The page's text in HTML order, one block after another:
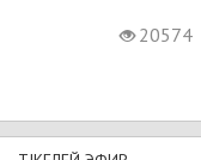
20574